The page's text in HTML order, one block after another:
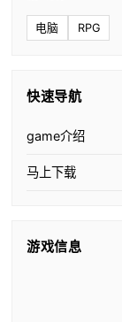
电脑 RPG
快速导航
game介绍
马上下载
游戏信息